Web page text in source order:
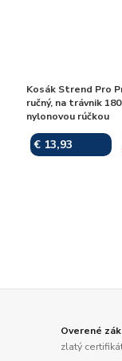
Kosák Strend Pro
ručný, na trávnik
nylonovou rúčkou
€ 13,93
Overené
zlatý